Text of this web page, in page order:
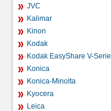
JVC
Kalimar
Kinon
Kodak
Kodak EasyShare V-Serie
Konica
Konica-Minolta
Kyocera
Leica